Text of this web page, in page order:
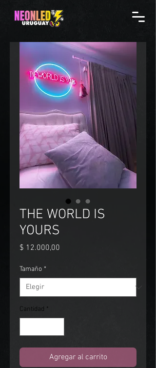
THE WORLD IS
YOURS
$ 12.000,00
Tamaño *
Cantidad *
Agregar al carrito